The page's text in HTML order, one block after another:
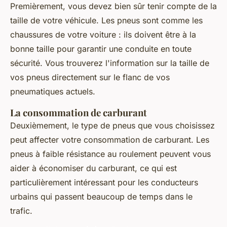
Premièrement, vous devez bien sûr tenir compte de la
taille de votre véhicule. Les pneus sont comme les
chaussures de votre voiture : ils doivent être à la
bonne taille pour garantir une conduite en toute
sécurité. Vous trouverez l'information sur la taille de
vos pneus directement sur le flanc de vos
pneumatiques actuels.
La consommation de carburant
Deuxièmement, le type de pneus que vous choisissez
peut affecter votre consommation de carburant. Les
pneus à faible résistance au roulement peuvent vous
aider à économiser du carburant, ce qui est
particulièrement intéressant pour les conducteurs
urbains qui passent beaucoup de temps dans le
trafic.